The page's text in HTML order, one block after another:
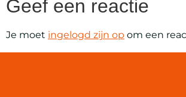
Geef een reactie
Je moet ingelogd zijn op om een